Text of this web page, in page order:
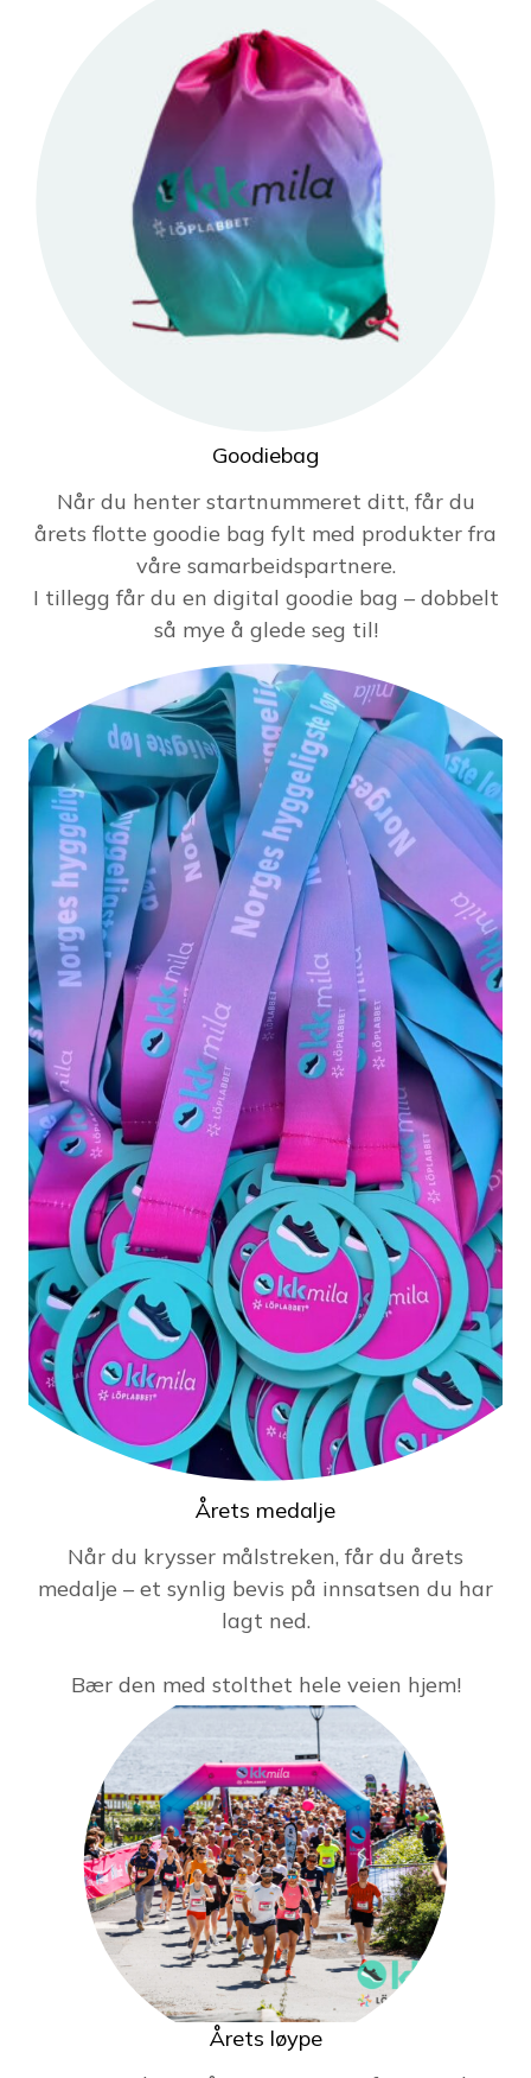
Goodiebag
Når du henter startnummeret ditt, får du
årets flotte goodie bag fylt med produkter fra
våre samarbeidspartnere.
I tillegg får du en digital goodie bag – dobbelt
så mye å glede seg til!
Årets medalje
Når du krysser målstreken, får du årets
medalje – et synlig bevis på innsatsen du har
lagt ned.
Bær den med stolthet hele veien hjem!
Årets løype